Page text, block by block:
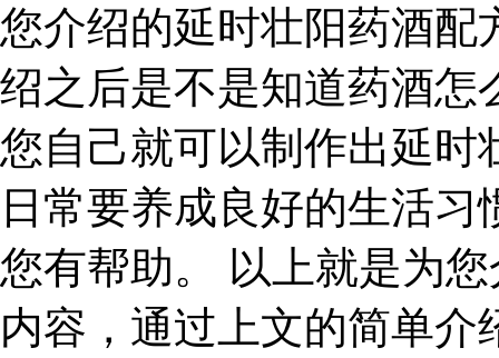
您介绍的延时壮阳药酒配
绍之后是不是知道药酒怎
您自己就可以制作出延时
日常要养成良好的生活
您有帮助。 以上就是为
内容，通过上文的简单